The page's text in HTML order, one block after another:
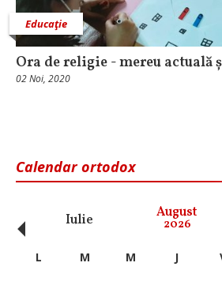
Educaţie
Ora de religie - mereu actuală
02 Noi, 2020
Calendar ortodox
Iulie August
2026
‹ L M M J